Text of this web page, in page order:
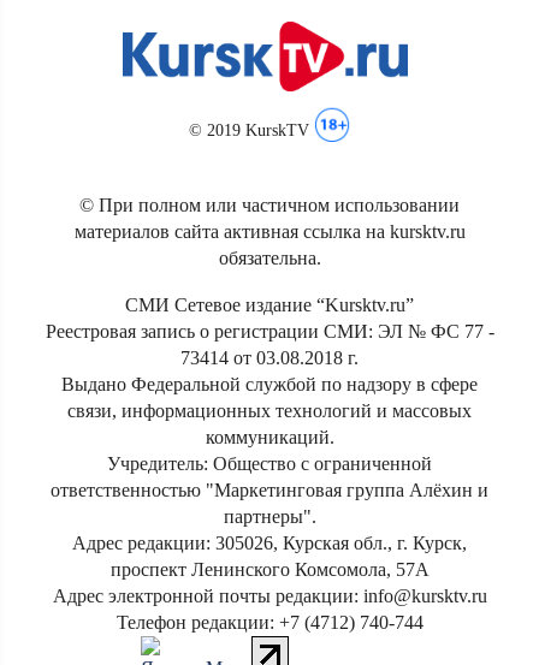
© 2019 KurskTV
© При полном или частичном использовании
материалов сайта активная ссылка на kursktv.ru
обязательна.
СМИ Сетевое издание “Kursktv.ru”
Реестровая запись о регистрации СМИ: ЭЛ № ФС 77 -
73414 от 03.08.2018 г.
Выдано Федеральной службой по надзору в сфере
связи, информационных технологий и массовых
коммуникаций.
Учредитель: Общество с ограниченной
ответственностью "Маркетинговая группа Алёхин и
партнеры".
Адрес редакции: 305026, Курская обл., г. Курск,
проспект Ленинского Комсомола, 57А
Адрес электронной почты редакции: info@kursktv.ru
Телефон редакции: +7 (4712) 740-744